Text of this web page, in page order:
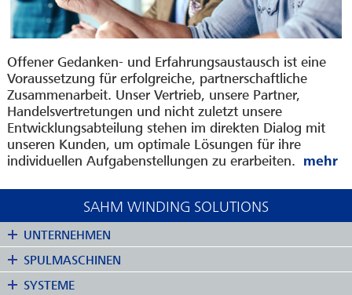
Offener Gedanken- und Erfahrungsaustausch ist eine
Voraussetzung für erfolgreiche, partnerschaftliche
Zusammenarbeit. Unser Vertrieb, unsere Partner,
Handelsvertretungen und nicht zuletzt unsere
Entwicklungsabteilung stehen im direkten Dialog mit
unseren Kunden, um optimale Lösungen für ihre
individuellen Aufgabenstellungen zu erarbeiten.
SAHM WINDING SOLUTIONS
UNTERNEHMEN
SPULMASCHINEN
SYSTEME